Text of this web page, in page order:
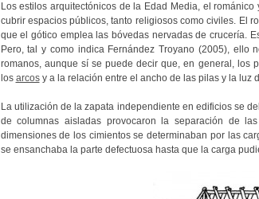
Los estilos arquitectónicos de la Edad Media, el
cubrir espacios públicos, tanto religiosos como civiles. El
que el gótico emplea las bóvedas nervadas de crucería.
Pero, tal y como indica Fernández Troyano (2005),
romanos, aunque sí se puede decir que, en general, los
los arcosy a la relación entre el ancho de las pilas y la luz
La utilización de la zapata independiente en edificios se
de columnas aisladas provocaron la separación de
dimensiones de los cimientos se determinaban por las
se ensanchaba la parte defectuosa hasta que la carga